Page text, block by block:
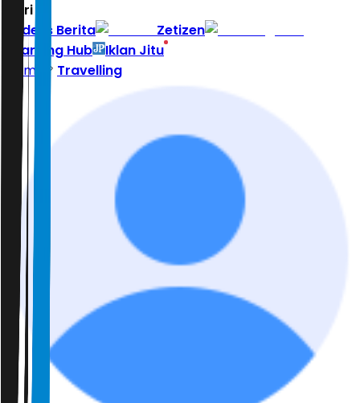
Hari ini
Indeks Berita
Zetizen
Learning Hub
Iklan Jitu
Home
Travelling